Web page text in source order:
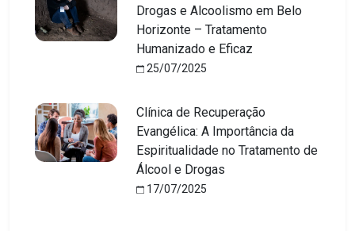
Drogas e Alcoolismo em Belo
Horizonte – Tratamento
Humanizado e Eficaz
25/07/2025
Clínica de Recuperação
Evangélica: A Importância da
Espiritualidade no Tratamento de
Álcool e Drogas
17/07/2025